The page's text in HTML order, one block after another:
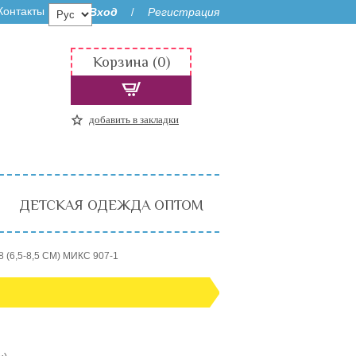
Вход / Регистрация
Корзина (0)
добавить в закладки
ДЕТСКАЯ ОДЕЖДА ОПТОМ
(6,5-8,5 СМ) МИКС 907-1